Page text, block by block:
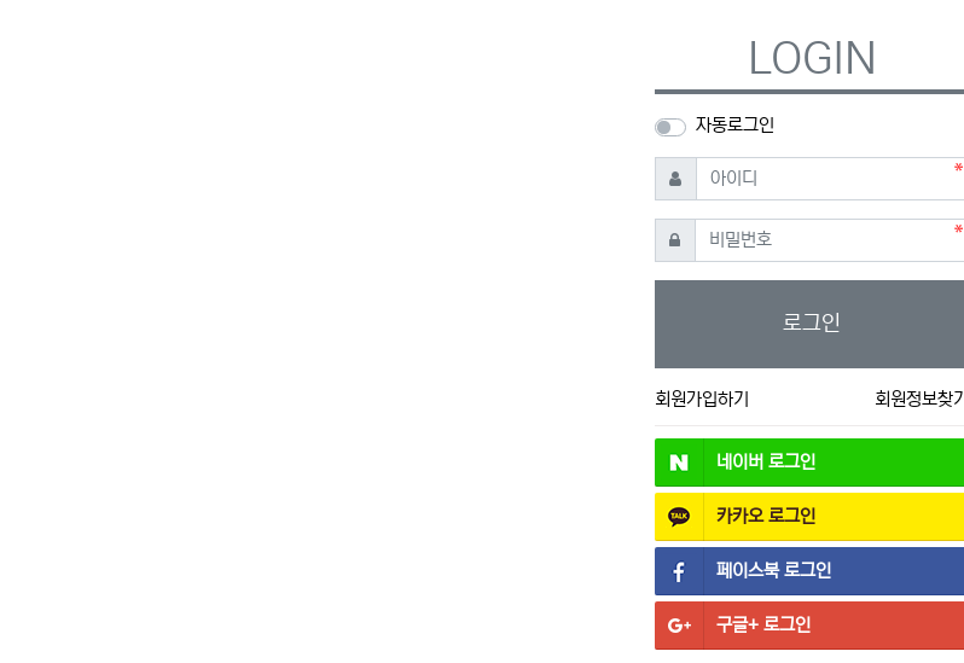
LOGIN
자동로그인
아이디 필수
비밀번호필수
로그인
회원가입하기 회원정보찾기
네이버 로그인
카카오로그인
페이스북로그인
구글+ 로그인